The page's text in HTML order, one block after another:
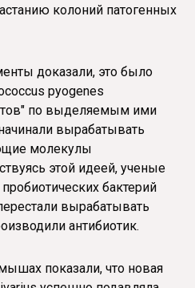
колоний патогенных
доказали, это было
pyogenes
по выделяемым ими
вырабатывать
молекулы
этой идеей, ученые
бактерий
вырабатывать
антибиотик.
показали, что новая